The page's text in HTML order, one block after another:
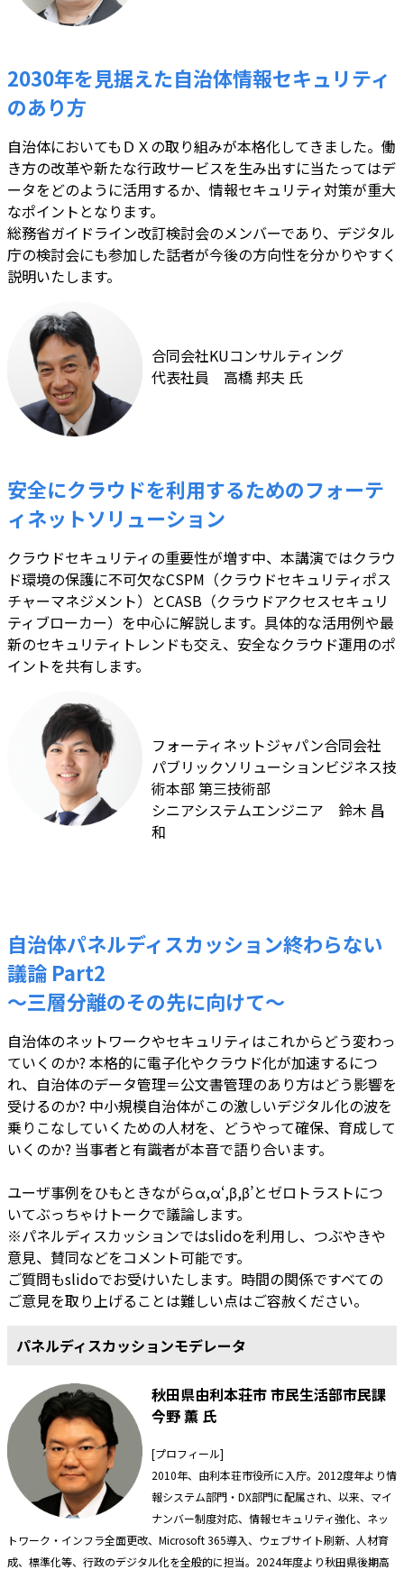
2030年を見据えた自治体情報セキュリティ
のあり方
自治体においてもＤＸの取り組みが本格化してきました。働
き方の改革や新たな行政サービスを生み出すに当たってはデ
ータをどのように活用するか、情報セキュリティ対策が重大
なポイントとなります。
総務省ガイドライン改訂検討会のメンバーであり、デジタル
庁の検討会にも参加した話者が今後の方向性を分かりやすく
説明いたします。
合同会社KUコンサルティング
代表社員 高橋 邦夫 氏
安全にクラウドを利用するためのフォーテ
ィネットソリューション
クラウドセキュリティの重要性が増す中、本講演ではクラウ
ド環境の保護に不可欠なCSPM（クラウドセキュリティポス
チャーマネジメント）とCASB（クラウドアクセスセキュリ
ティブローカー）を中心に解説します。具体的な活用例や最
新のセキュリティトレンドも交え、安全なクラウド運用のポ
イントを共有します。
フォーティネットジャパン合同会社
パブリックソリューションビジネス技
術本部 第三技術部
シニアシステムエンジニア 鈴木 昌
和
自治体パネルディスカッション終わらない
議論 Part2
～三層分離のその先に向けて～
自治体のネットワークやセキュリティはこれからどう変わっ
ていくのか? 本格的に電子化やクラウド化が加速するにつ
れ、自治体のデータ管理＝公文書管理のあり方はどう影響を
受けるのか? 中小規模自治体がこの激しいデジタル化の波を
乗りこなしていくための人材を、どうやって確保、育成して
いくのか? 当事者と有識者が本音で語り合います。
ユーザ事例をひもときながらα,α‘,β,β’とゼロトラストにつ
いてぶっちゃけトークで議論します。
※パネルディスカッションではslidoを利用し、つぶやきや
意見、賛同などをコメント可能です。
ご質問もslidoでお受けいたします。時間の関係ですべての
ご意見を取り上げることは難しい点はご容赦ください。
パネルディスカッションモデレータ
秋田県由利本荘市 市民生活部市民課
今野 薫 氏
[プロフィール]
2010年、由利本荘市役所に入庁。2012度年より情
報システム部門・DX部門に配属され、以来、マイ
ナンバー制度対応、情報セキュリティ強化、ネッ
トワーク・インフラ全面更改、Microsoft 365導入、ウェブサイト刷新、人材育
成、標準化等、行政のデジタル化を全般的に担当。2024年度より秋田県後期高